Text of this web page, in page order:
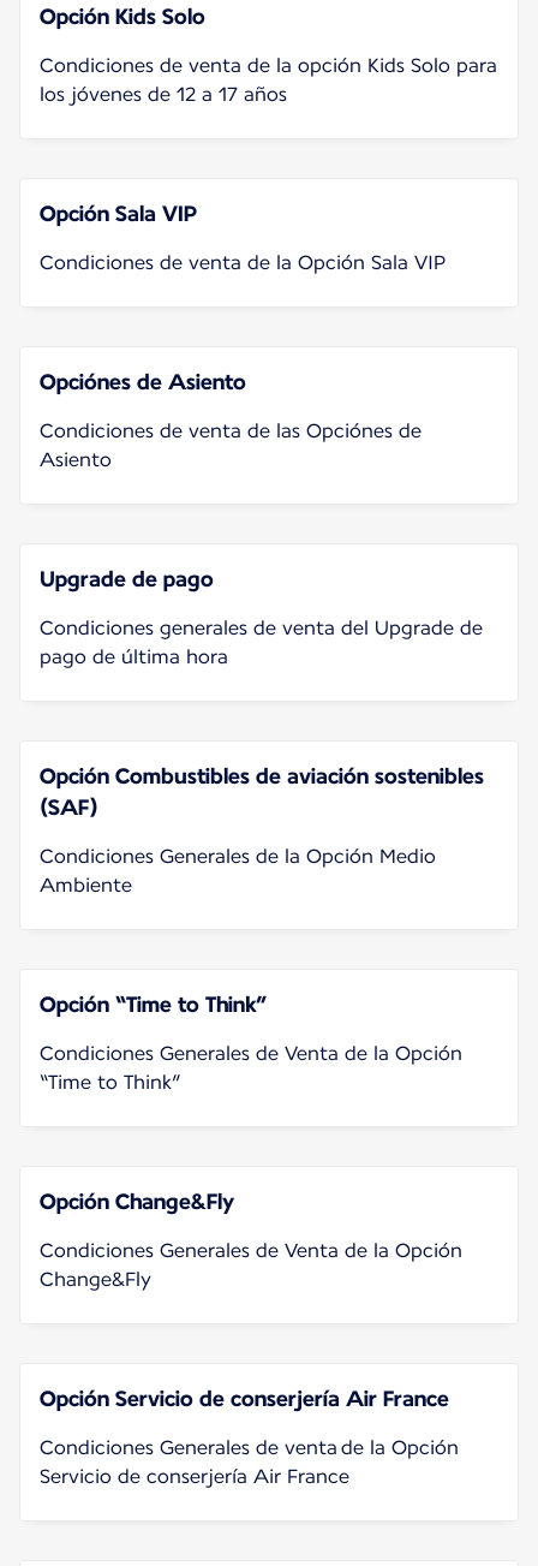
Opción Kids Solo
Condiciones de venta de la opción Kids Solo para
los jóvenes de 12 a 17 años
Opción Sala VIP
Condiciones de venta de la Opción Sala VIP
Opciónes de Asiento
Condiciones de venta de las Opciónes de
Asiento
Upgrade de pago
Condiciones generales de venta del Upgrade de
pago de última hora
Opción Combustibles de aviación sostenibles
(SAF)
Condiciones Generales de la Opción Medio
Ambiente
Opción “Time to Think”
Condiciones Generales de Venta de la Opción
“Time to Think”
Opción Change&Fly
Condiciones Generales de Venta de la Opción
Change&Fly
Opción Servicio de conserjería Air France
Condiciones Generales de venta de la Opción
Servicio de conserjería Air France